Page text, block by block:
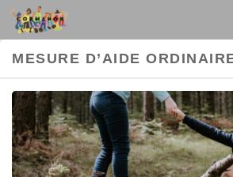
Au dessous du contenu
MESURE D’AIDE